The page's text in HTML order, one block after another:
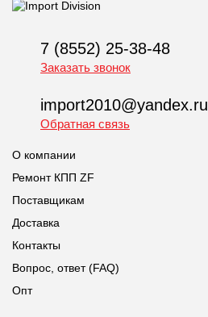
7 (8552) 25-38-48
Заказать звонок
import2010@yandex.ru
Обратная связь
О компании
Ремонт КПП ZF
Поставщикам
Доставка
Контакты
Вопрос, ответ (FAQ)
Опт